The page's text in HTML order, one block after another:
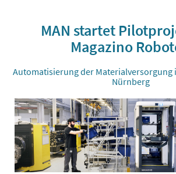
MAN startet
Magazino
Automatisierung der Materialversorgung
Nürnberg